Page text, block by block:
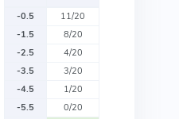
-0.5
11/20
-1.5
8/20
-2.5
4/20
-3.5
3/20
-4.5
1/20
-5.5
0/20